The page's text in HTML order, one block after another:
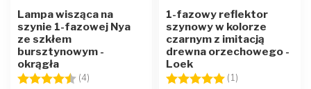
Lampa wisząca na
szynie 1-fazowej Nya
ze szkłem
bursztynowym -
okrągła
Ocena:
(4) 4.8 na 5 gwiazdek
1-fazowy reflektor
szynowy w kolorze
czarnym z imitacją
drewna orzechowego -
Loek
Ocena:
(1)